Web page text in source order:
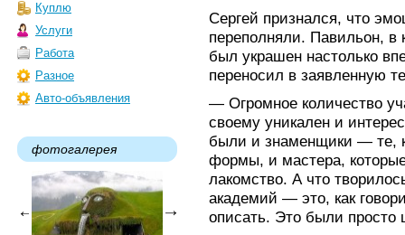
Куплю
Услуги
Работа
Разное
Авто-объявления
фотогалерея
Сергей признался, что
переполняли. Павильон, в
был украшен настолько
переносил в заявленную
— Огромное количество
своему уникален и
были и знаменщики — те,
формы, и мастера,
лакомство. А что
академий — это, как
описать. Это были просто